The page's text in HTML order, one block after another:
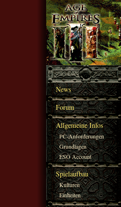
News
Forum
Allgemeine Infos
PC-Anforderungen
Grundlagen
ESO Account
Spielaufbau
Kulturen
Einheiten